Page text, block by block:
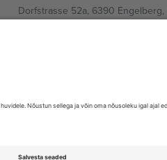
Dorfstrasse 52a, 6390 Engelberg,